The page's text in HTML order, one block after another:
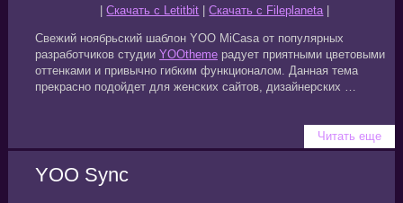
|Скачать с Letitbit |Скачать с Fileplaneta|
Свежий ноябрьский шаблон YOO MiCasa от популярных
разработчиков студии YOOthemeрадует приятными цветовыми
оттенками и привычно гибким функционалом. Данная тема
прекрасно подойдет для женских сайтов, дизайнерских …
Читать еще
YOO Sync